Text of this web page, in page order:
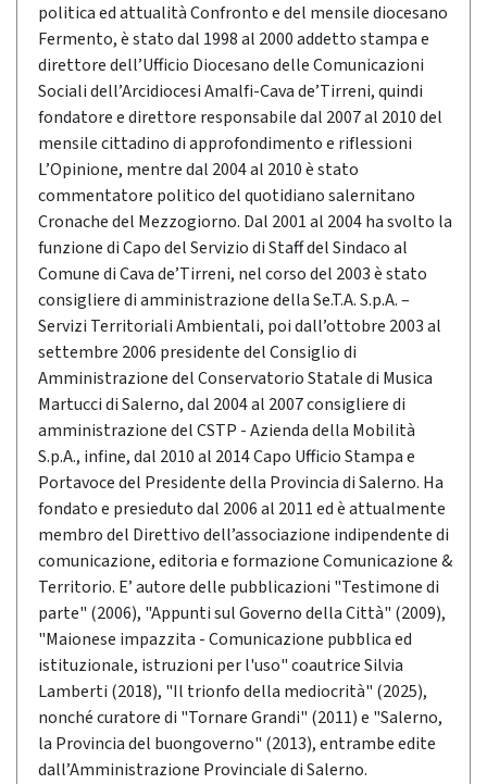
politica ed attualità Confronto e del mensile diocesano
Fermento, è stato dal 1998 al 2000 addetto stampa e
direttore dell’Ufficio Diocesano delle Comunicazioni
Sociali dell’Arcidiocesi Amalfi-Cava de’Tirreni, quindi
fondatore e direttore responsabile dal 2007 al 2010 del
mensile cittadino di approfondimento e riflessioni
L’Opinione, mentre dal 2004 al 2010 è stato
commentatore politico del quotidiano salernitano
Cronache del Mezzogiorno. Dal 2001 al 2004 ha svolto la
funzione di Capo del Servizio di Staff del Sindaco al
Comune di Cava de’Tirreni, nel corso del 2003 è stato
consigliere di amministrazione della Se.T.A. S.p.A. –
Servizi Territoriali Ambientali, poi dall’ottobre 2003 al
settembre 2006 presidente del Consiglio di
Amministrazione del Conservatorio Statale di Musica
Martucci di Salerno, dal 2004 al 2007 consigliere di
amministrazione del CSTP - Azienda della Mobilità
S.p.A., infine, dal 2010 al 2014 Capo Ufficio Stampa e
Portavoce del Presidente della Provincia di Salerno. Ha
fondato e presieduto dal 2006 al 2011 ed è attualmente
membro del Direttivo dell’associazione indipendente di
comunicazione, editoria e formazione Comunicazione &
Territorio. E’ autore delle pubblicazioni "Testimone di
parte" (2006), "Appunti sul Governo della Città" (2009),
"Maionese impazzita - Comunicazione pubblica ed
istituzionale, istruzioni per l'uso" coautrice Silvia
Lamberti (2018), "Il trionfo della mediocrità" (2025),
nonché curatore di "Tornare Grandi" (2011) e "Salerno,
la Provincia del buongoverno" (2013), entrambe edite
dall’Amministrazione Provinciale di Salerno.